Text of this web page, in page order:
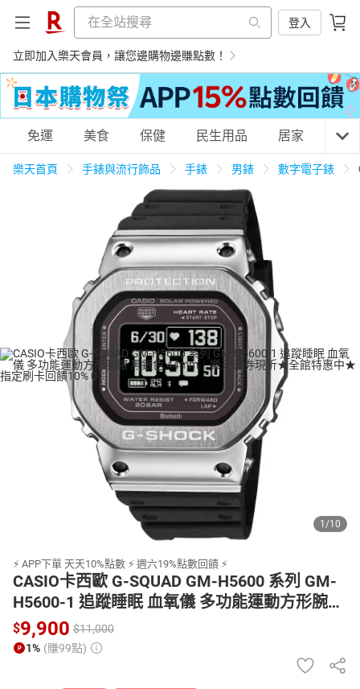
登入
立即加入樂天會員，讓您邊購物邊賺點數！
購物網分類
美食蛋糕 養生保健
3C家電 運動休閒
女裝 男裝 化妝保養 情趣用品
日本購物 電子/紙本書
HOT
免運 美食 保健 民生用品 居家 3C
樂天首頁 手錶與流行飾品 手錶 男錶 數字電子錶
1 /10
⚡ APP下單 天天10%點數 ⚡ 週六19%點數回饋 ⚡
CASIO卡西歐 G-SQUAD GM-H5600 系列 GM-
H5600-1 追蹤睡眠 血氧儀 多功能運動方形腕錶
黑銀色 44mm｜樂天領券現折★全館特惠中★
指定刷卡回饋10%
$9,900 $11,000
1% (賺99點)